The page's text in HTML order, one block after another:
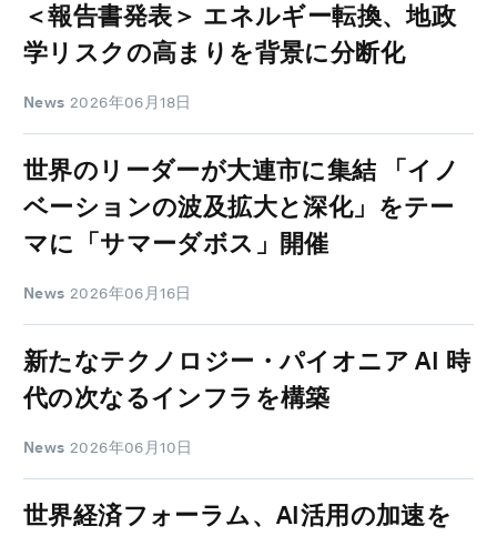
＜報告書発表＞ エネルギー転換、地政
学リスクの高まりを背景に分断化
News 2026年06月18日
世界のリーダーが大連市に集結 「イノ
ベーションの波及拡大と深化」をテー
マに「サマーダボス」開催
News 2026年06月16日
新たなテクノロジー・パイオニア AI 時
代の次なるインフラを構築
News 2026年06月10日
世界経済フォーラム、AI活用の加速を